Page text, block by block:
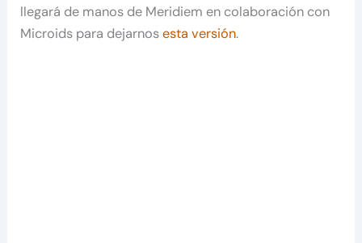
llegará de manos de Meridiem en colaboración con
Microids para dejarnosesta versión.